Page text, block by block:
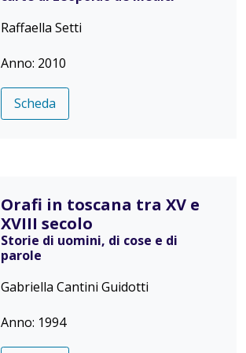
Raffaella Setti
Anno: 2010
Scheda
Orafi in toscana tra XV e
XVIII secolo
Storie di uomini, di cose e di
parole
Gabriella Cantini Guidotti
Anno: 1994